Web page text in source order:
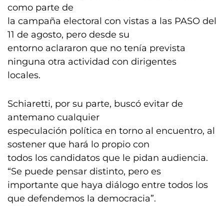
como parte de
la campaña electoral con vistas a las PASO del
11 de agosto, pero desde su
entorno aclararon que no tenía prevista
ninguna otra actividad con dirigentes
locales.
Schiaretti, por su parte, buscó evitar de
antemano cualquier
especulación política en torno al encuentro, al
sostener que hará lo propio con
todos los candidatos que le pidan audiencia.
“Se puede pensar distinto, pero es
importante que haya diálogo entre todos los
que defendemos la democracia”.